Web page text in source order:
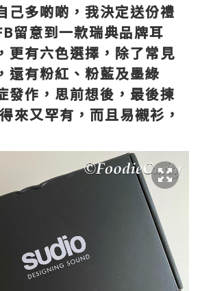
己多啲啲，我決定送份禮
留意到一款瑞典品牌耳
更有六色選擇，除了常見
還有粉紅、粉藍及墨綠
發作，思前想後，最後揀
來又罕有，而且易襯衫，